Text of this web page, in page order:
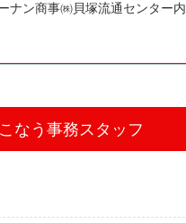
ン商事㈱貝塚流通センター内
なう事務スタッフ